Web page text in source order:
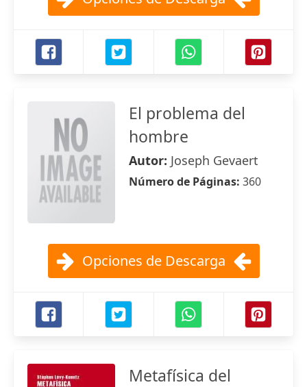
El problema del
hombre
Autor: Joseph Gevaert
Número de Páginas: 360
Opciones de Descarga
Metafísica del